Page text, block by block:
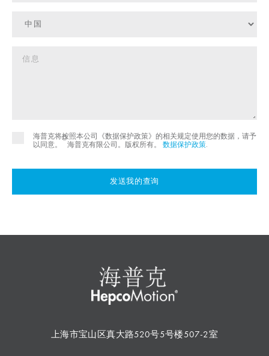
海普克将按照本公司《数据保护政策》的相关规定使用您的数据，请予
以同意。
©
海普克有限公司。版权所有。 数据保护政策
发送我的查询
上海市宝山区真大路520号5号楼507-2室